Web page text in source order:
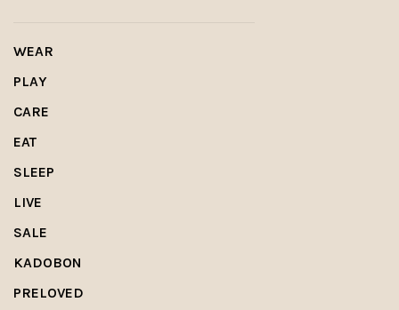
WEAR
PLAY
CARE
EAT
SLEEP
LIVE
SALE
KADOBON
PRELOVED